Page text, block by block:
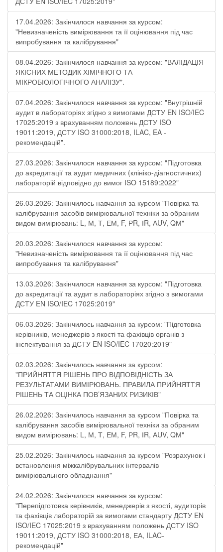
17.04.2026: Закінчилося навчання за курсом:
"Невизначеність вимірювання та її оцінювання під час
випробування та калібрування"
08.04.2026: Закінчилося навчання за курсом: "ВАЛІДАЦІЯ
ЯКІСНИХ МЕТОДИК ХІМІЧНОГО ТА
МІКРОБІОЛОГІЧНОГО АНАЛІЗУ".
07.04.2026: Закінчилося навчання за курсом: "Внутрішній
аудит в лабораторіях згідно з вимогами ДСТУ EN ISO/IEC
17025:2019 з врахуванням положень ДСТУ ISO
19011:2019, ДСТУ ISO 31000:2018, ILAC, EA -
рекомендацій".
27.03.2026: Закінчилося навчання за курсом: "Підготовка
до акредитації та аудит медичних (клініко-діагностичних)
лабораторій відповідно до вимог ISO 15189:2022"
26.03.2026: Закінчилось навчання за курсом "Повірка та
калібрування засобів вимірювальної техніки за обраним
видом вимірювань: L, М, Т, ЕМ, F, РR, ІR, АUV, QМ"
20.03.2026: Закінчилося навчання за курсом:
"Невизначеність вимірювання та її оцінювання під час
випробування та калібрування"
13.03.2026: Закінчилося навчання за курсом: "Підготовка
до акредитації та аудит в лабораторіях згідно з вимогами
ДСТУ EN ISO/IEC 17025:2019"
06.03.2026: Закінчилось навчання за курсом: "Підготовка
керівників, менеджерів з якості та фахівців органів з
інспектування за ДСТУ EN ISO/IEC 17020:2019"
02.03.2026: Закінчилось навчання за курсом:
"ПРИЙНЯТТЯ РІШЕНЬ ПРО ВІДПОВІДНІСТЬ ЗА
РЕЗУЛЬТАТАМИ ВИМІРЮВАНЬ. ПРАВИЛА ПРИЙНЯТТЯ
РІШЕНЬ ТА ОЦІНКА ПОВ’ЯЗАНИХ РИЗИКІВ"
26.02.2026: Закінчилось навчання за курсом "Повірка та
калібрування засобів вимірювальної техніки за обраним
видом вимірювань: L, М, Т, ЕМ, F, РR, ІR, АUV, QМ"
25.02.2026: Закінчилось навчання за курсом "Розрахунок і
встановлення міжкалібрувальних інтервалів
вимірювального обладнання"
24.02.2026: Закінчилося навчання за курсом:
"Перепідготовка керівників, менеджерів з якості, аудиторів
та фахівців лабораторій за вимогами стандарту ДСТУ EN
ISO/IEC 17025:2019 з врахуванням положень ДСТУ ISO
19011:2019, ДСТУ ISO 31000:2018, ЕА, ILAC-
рекомендацій"